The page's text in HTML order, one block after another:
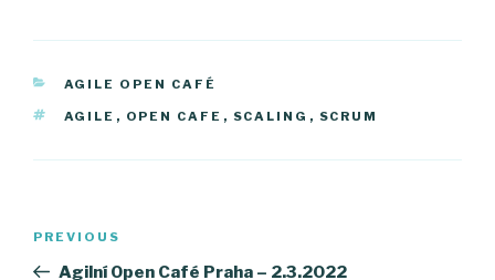
CATEGORIES
AGILE OPEN CAFÉ
TAGS
AGILE , OPEN CAFE , SCALING , SCRUM
Previous
Post
PREVIOUS
Agilní Open Café Praha – 2.3.2022